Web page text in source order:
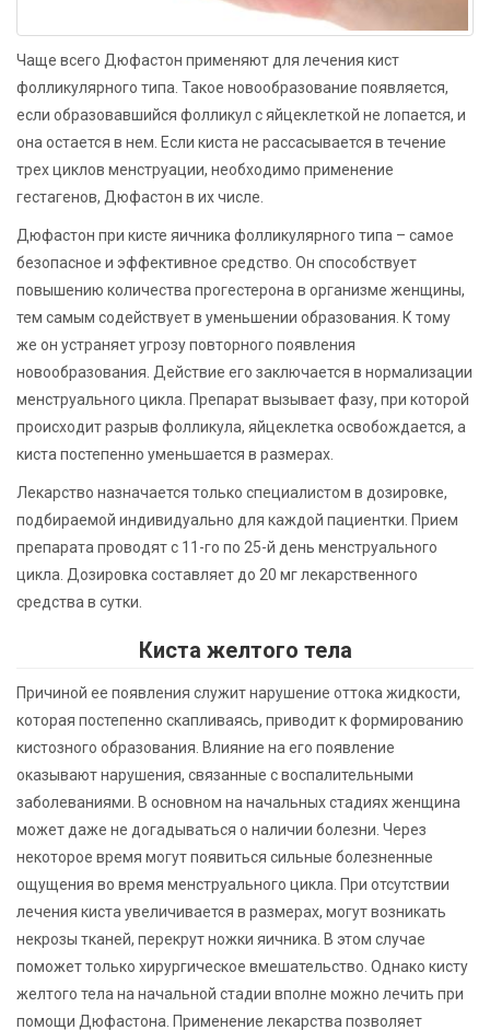
Чаще всего Дюфастон применяют для лечения кист
фолликулярного типа. Такое новообразование появляется,
если образовавшийся фолликул с яйцеклеткой не лопается, и
она остается в нем. Если киста не рассасывается в течение
трех циклов менструации, необходимо применение
гестагенов, Дюфастон в их числе.
Дюфастон при кисте яичника фолликулярного типа – самое
безопасное и эффективное средство. Он способствует
повышению количества прогестерона в организме женщины,
тем самым содействует в уменьшении образования. К тому
же он устраняет угрозу повторного появления
новообразования. Действие его заключается в нормализации
менструального цикла. Препарат вызывает фазу, при которой
происходит разрыв фолликула, яйцеклетка освобождается, а
киста постепенно уменьшается в размерах.
Лекарство назначается только специалистом в дозировке,
подбираемой индивидуально для каждой пациентки. Прием
препарата проводят с 11-го по 25-й день менструального
цикла. Дозировка составляет до 20 мг лекарственного
средства в сутки.
Киста желтого тела
Причиной ее появления служит нарушение оттока жидкости,
которая постепенно скапливаясь, приводит к формированию
кистозного образования. Влияние на его появление
оказывают нарушения, связанные с воспалительными
заболеваниями. В основном на начальных стадиях женщина
может даже не догадываться о наличии болезни. Через
некоторое время могут появиться сильные болезненные
ощущения во время менструального цикла. При отсутствии
лечения киста увеличивается в размерах, могут возникать
некрозы тканей, перекрут ножки яичника. В этом случае
поможет только хирургическое вмешательство. Однако кисту
желтого тела на начальной стадии вполне можно лечить при
помощи Дюфастона. Применение лекарства позволяет